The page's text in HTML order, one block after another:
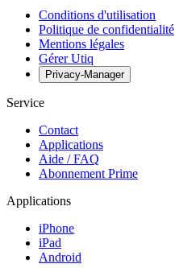
Conditions d'utilisation
Politique de confidentialité
Mentions légales
Gérer Utiq
Privacy-Manager
Service
Contact
Applications
Aide / FAQ
Abonnement Prime
Applications
iPhone
iPad
Android